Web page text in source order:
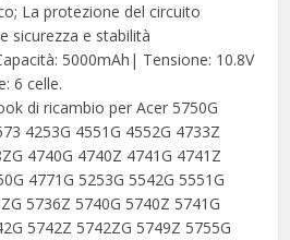
La protezione del circuito
sicurezza e stabilità
5000mAh| Tensione: 10.8V
6 celle.
di ricambio per Acer 5750G
4253G 4551G 4552G 4733Z
4740G 4740Z 4741G 4741Z
4771G 5253G 5542G 5551G
5736Z 5740G 5740Z 5741G
5742Z 5742ZG 5749Z 5755G